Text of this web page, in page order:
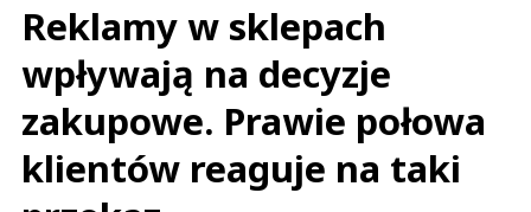
Reklamy w sklepach
wpływają na decyzje
zakupowe. Prawie połowa
klientów reaguje na taki